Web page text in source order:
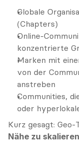
Globale
(Chapters)
Online-
konzentrierte
Marken mit
von der
anstreben
Communities,
oder
Nähe zu